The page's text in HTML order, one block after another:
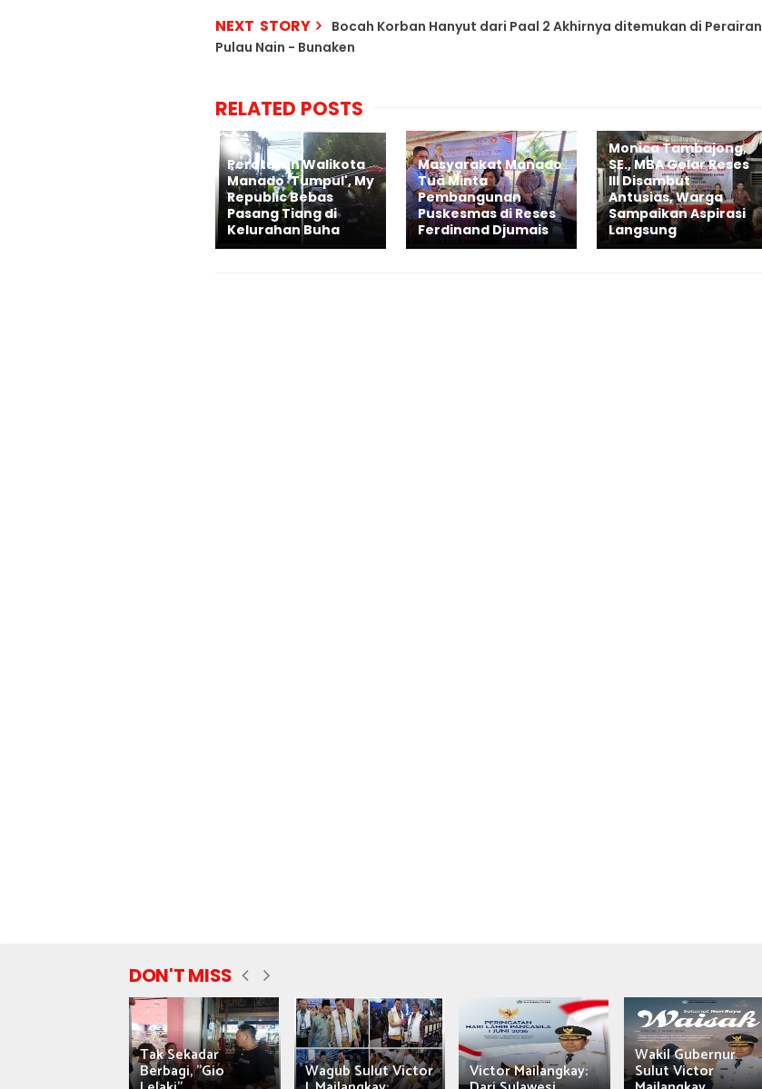
NEXT STORY
Bocah Korban Hanyut dari Paal 2 Akhirnya ditemukan di Perairan
Pulau Nain - Bunaken
RELATED POSTS
Peraturan Walikota
Manado 'Tumpul', My
Republic Bebas
Pasang Tiang di
Kelurahan Buha
Masyarakat Manado
Tua Minta
Pembangunan
Puskesmas di Reses
Ferdinand Djumais
Monica Tambajong,
SE., MBA Gelar Reses
III Disambut
Antusias, Warga
Sampaikan Aspirasi
Langsung
DON'T MISS
Tak Sekadar
Berbagi, "Gio Wagub Sulut Victor Victor Mailangkay:
Wakil Gubernur
Sulut Victor